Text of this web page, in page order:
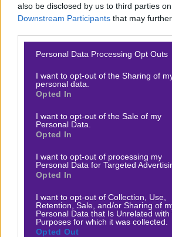
also be disclosed by us to third parties
Downstream Participants that may
Please note that this website/app uses
not limited to your visit or usage
grant or deny consent to Google and its
use your data for below specified
consent section.
Personal Data Processing Opt Outs
I want to opt-out of the Sharing of
personal data.
Opted In
I want to opt-out of the Sale of my
Personal Data.
Opted In
I want to opt-out of processing my
Personal Data for Targeted
Opted In
I want to opt-out of Collection, Use,
Retention, Sale, and/or Sharing of
Personal Data that Is Unrelated with
Purposes for which it was collected.
Opted Out
αντεπίθεση σε αυτά τα τουρνουά
μερικά πράγματα στο ερχόμενο
βάλει ξανά σε ράγες… επιτυχίας την
είναι εύκολο αλλά δείχνει σαφέστατα
προπονητή.
Ο Γάλλος αντίπαλος του είναι
σκληρές και indoor επιφάνειες αφού
Είναι από τους χειρότερους
ράλι κάνει πολλά λάθη και δεν έχει
υποστηρίξει το χώμα τόσο καλά.
Τσιτσιπά να επικρατήσει και να
δίνοντας του boost στη ψυχολογία